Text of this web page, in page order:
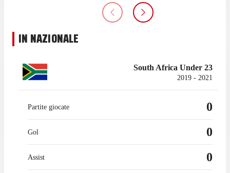
IN NAZIONALE
South Africa Under 23
2019 - 2021
Partite giocate 0
Gol 0
Assist 0